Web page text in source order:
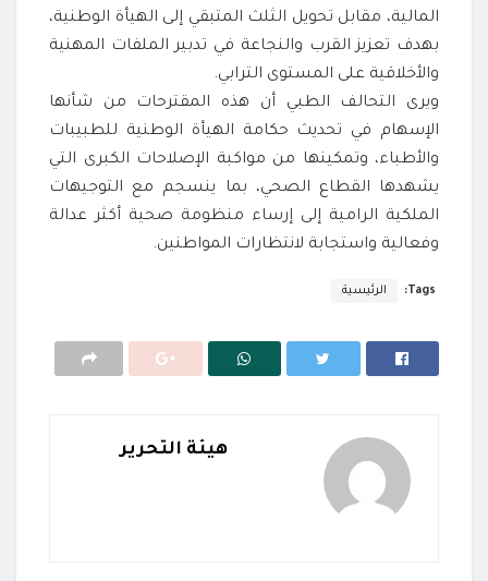
المالية، مقابل تحويل الثلث المتبقي إلى الهيأة الوطنية،
بهدف تعزيز القرب والنجاعة في تدبير الملفات المهنية
والأخلاقية على المستوى الترابي.
ويرى التحالف الطبي أن هذه المقترحات من شأنها
الإسهام في تحديث حكامة الهيأة الوطنية للطبيبات
والأطباء، وتمكينها من مواكبة الإصلاحات الكبرى التي
يشهدها القطاع الصحي، بما ينسجم مع التوجيهات
الملكية الرامية إلى إرساء منظومة صحية أكثر عدالة
وفعالية واستجابة لانتظارات المواطنين.
Tags: الرئيسية
هيئة التحرير